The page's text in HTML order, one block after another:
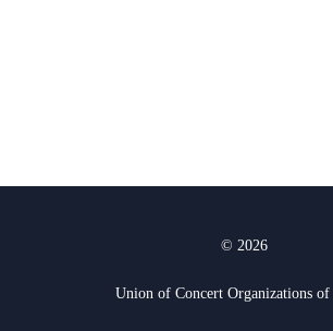
© 2026
Union of Concert Organizations of